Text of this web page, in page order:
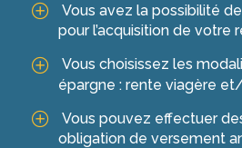
Vous avez la possibilité
pour l’acquisition de votre
Vous choisissez les
épargne : rente viagère
Vous pouvez effectuer
obligation de versement